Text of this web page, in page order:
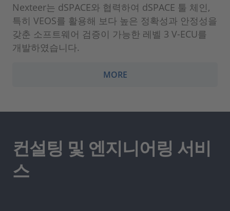
Nexteer는 dSPACE와 협력하여 dSPACE 툴 체인,
특히 VEOS를 활용해 보다 높은 정확성과 안정성을
갖춘 소프트웨어 검증이 가능한 레벨 3 V-ECU를
개발하였습니다.
MORE
컨설팅 및 엔지니어링 서비
스